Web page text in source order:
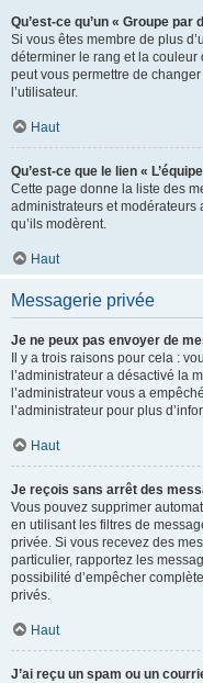
Qu’est-ce qu’un « Groupe par
Si vous êtes membre de plus
déterminer le rang et la couleur
peut vous permettre de
l’utilisateur.
Haut
Qu’est-ce que le lien «
Cette page donne la liste des
administrateurs et modérateurs
qu’ils modèrent.
Haut
Messagerie privée
Je ne peux pas envoyer de
Il y a trois raisons pour cela :
l’administrateur a désactivé la
l’administrateur vous a
l’administrateur pour plus
Haut
Je reçois sans arrêt des
Vous pouvez supprimer
en utilisant les filtres de
privée. Si vous recevez des
particulier, rapportez les
possibilité d’empêcher
privés.
Haut
J’ai reçu un spam ou un